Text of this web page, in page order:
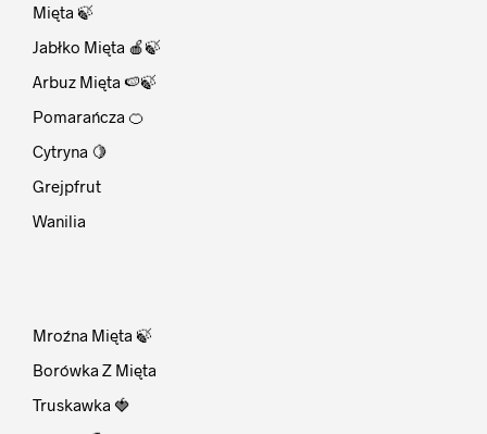
Mięta 🍃
Jabłko Mięta 🍎🍃
Arbuz Mięta 🍉🍃
Pomarańcza 🍊
Cytryna 🍋
Grejpfrut
Wanilia
Mroźna Mięta 🍃
Borówka Z Mięta
Truskawka 🍓